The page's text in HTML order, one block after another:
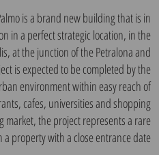
is a brand new building that is in
in a perfect strategic location, in the
at the junction of the Petralona and
is expected to be completed by the
environment within easy reach of
cafes, universities and shopping
market, the project represents a rare
property with a close entrance date.